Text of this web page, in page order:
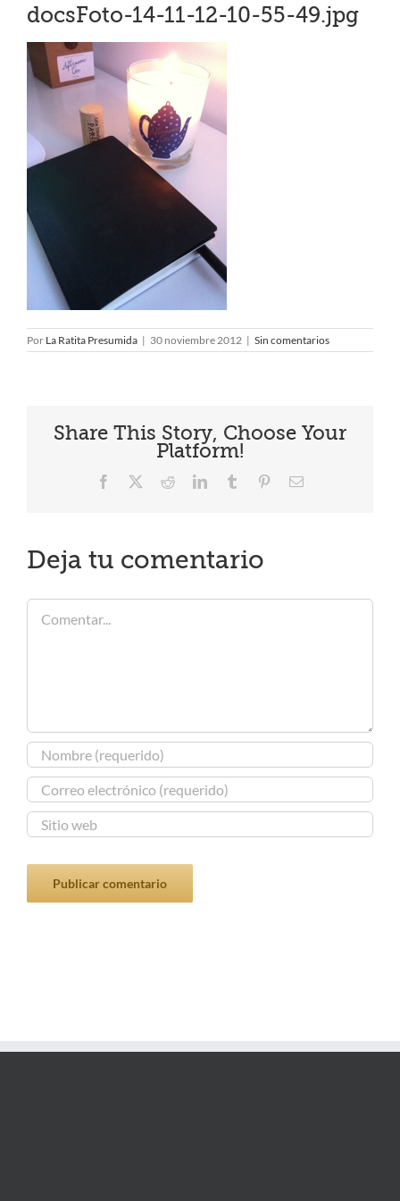
docsFoto-14-11-12-10-55-49.jpg
Por La Ratita Presumida | 30 noviembre 2012 | Sin comentarios
Share This Story, Choose Your
Platform!
Facebook RedditLinkedInTumblr PinterestCorreo
Deja tu comentario
Comentar